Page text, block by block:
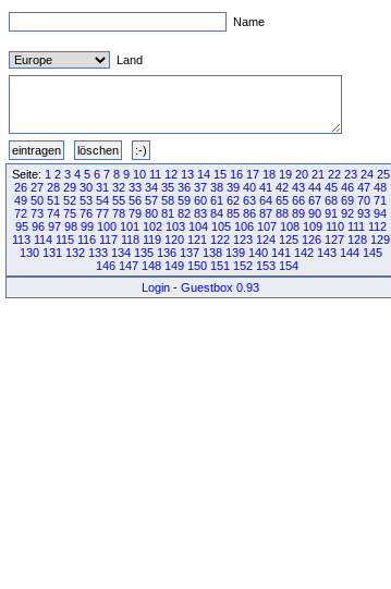
Name
Land
Seite: 1 2 3 4 5 6 7 8 9 10 11 12 13 14 15 16 17 18 19 20 21 22 23 24 25
26 27 28 29 30 31 32 33 34 35 36 37 38 39 40 41 42 43 44 45 46 47 48
49 50 51 52 53 54 55 56 57 58 59 60 61 62 63 64 65 66 67 68 69 70 71
72 73 74 75 76 77 78 79 80 81 82 83 84 85 86 87 88 89 90 91 92 93 94
95 96 97 98 99 100 101 102 103 104 105 106 107 108 109 110 111 112
113 114 115 116 117 118 119 120 121 122 123 124 125 126 127 128 129
130 131 132 133 134 135 136 137 138 139 140 141 142 143 144 145
146 147 148 149 150 151 152 153 154
Login - Guestbox 0.93